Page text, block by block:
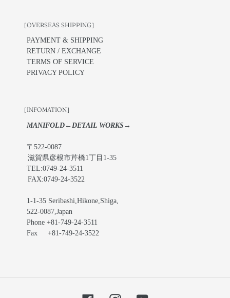
［OVERSEAS SHIPPING］
PAYMENT & SHIPPING
RETURN / EXCHANGE
TERMS OF SERVICE
PRIVACY POLICY
［INFOMATION］
MANIFOLD←DETAIL WORKS→
〒522-0087
滋賀県彦根市芹橋1丁目1-35
TEL:0749-24-3511
FAX:0749-24-3522
1-1-35 Seribashi,Hikone,Shiga,
522-0087,Japan
Phone +81-749-24-3511
Fax +81-749-24-3522